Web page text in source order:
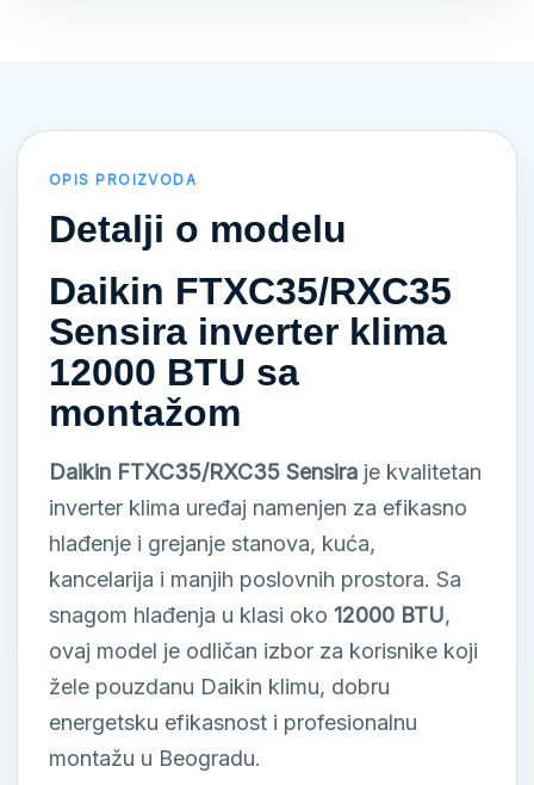
OPIS PROIZVODA
Detalji o modelu
Daikin FTXC35/RXC35
Sensira inverter klima
12000 BTU sa
montažom
Daikin FTXC35/RXC35 Sensira je kvalitetan
inverter klima uređaj namenjen za efikasno
hlađenje i grejanje stanova, kuća,
kancelarija i manjih poslovnih prostora. Sa
snagom hlađenja u klasi oko 12000 BTU,
ovaj model je odličan izbor za korisnike koji
žele pouzdanu Daikin klimu, dobru
energetsku efikasnost i profesionalnu
montažu u Beogradu.